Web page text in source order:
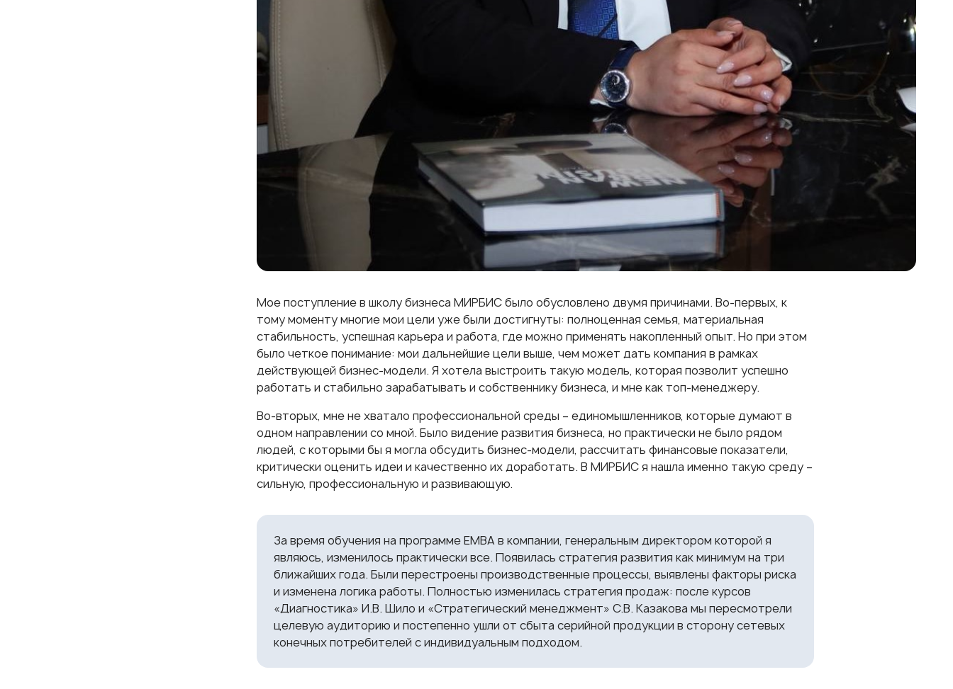
Мое поступление в школу бизнеса МИРБИС было обусловлено двумя причинами. Во-первых, к
тому моменту многие мои цели уже были достигнуты: полноценная семья, материальная
стабильность, успешная карьера и работа, где можно применять накопленный опыт. Но при этом
было четкое понимание: мои дальнейшие цели выше, чем может дать компания в рамках
действующей бизнес-модели. Я хотела выстроить такую модель, которая позволит успешно
работать и стабильно зарабатывать и собственнику бизнеса, и мне как топ-менеджеру.
Во-вторых, мне не хватало профессиональной среды – единомышленников, которые думают в
одном направлении со мной. Было видение развития бизнеса, но практически не было рядом
людей, с которыми бы я могла обсудить бизнес-модели, рассчитать финансовые показатели,
критически оценить идеи и качественно их доработать. В МИРБИС я нашла именно такую среду –
сильную, профессиональную и развивающую.
За время обучения на программе ЕМВА в компании, генеральным директором которой я
являюсь, изменилось практически все. Появилась стратегия развития как минимум на три
ближайших года. Были перестроены производственные процессы, выявлены факторы риска
и изменена логика работы. Полностью изменилась стратегия продаж: после курсов
«Диагностика» И.В. Шило и «Стратегический менеджмент» С.В. Казакова мы пересмотрели
целевую аудиторию и постепенно ушли от сбыта серийной продукции в сторону сетевых
конечных потребителей с индивидуальным подходом.